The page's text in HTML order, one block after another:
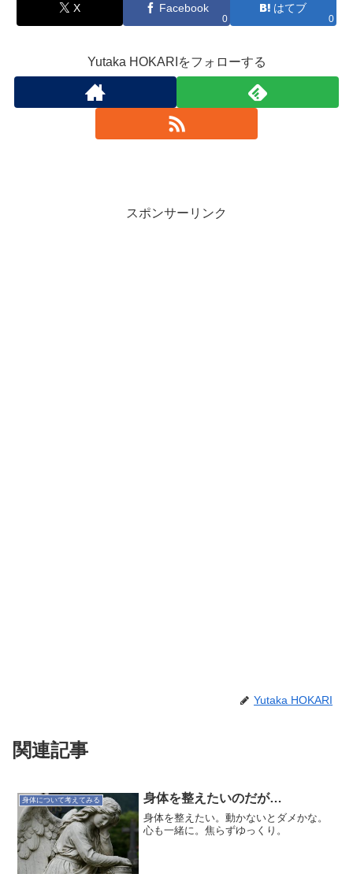
X Facebook
0
はてブ
0
Yutaka HOKARIをフォローする
スポンサーリンク
Yutaka HOKARI
関連記事
身体について考えてみる 身体を整えたいのだが…
身体を整えたい。動かないとダメかな。
心も一緒に。焦らずゆっくり。